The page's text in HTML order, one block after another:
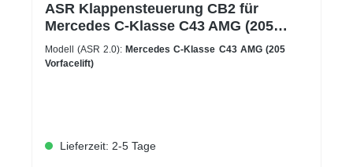
ASR Klappensteuerung CB2 für
Mercedes C-Klasse C43 AMG (205
Vorfacelift)
Modell (ASR 2.0): Mercedes C-Klasse C43 AMG (205
Vorfacelift)
Lieferzeit: 2-5 Tage